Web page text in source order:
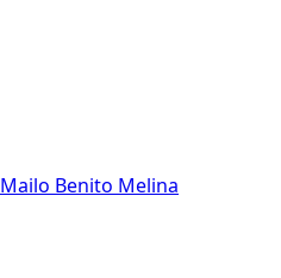
Mailo Benito Melina